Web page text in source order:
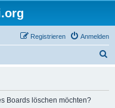
Anmelden
Registrieren
Boards löschen möchten?